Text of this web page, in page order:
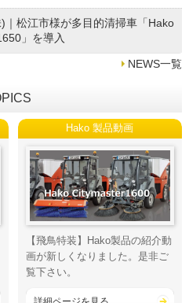
｜松江市様が多目的清掃車「Hako
」を導入
NEWS一覧
Hako 製品動画
【飛鳥特装】Hako製品の紹介動
画が新しくなりました。是非ご
覧下さい。